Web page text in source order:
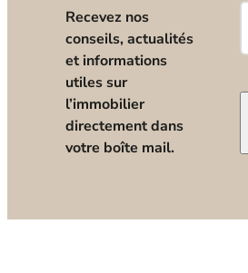
Recevez nos
conseils, actualités
et informations
utiles sur
l’immobilier
directement dans
votre boîte mail.
E-